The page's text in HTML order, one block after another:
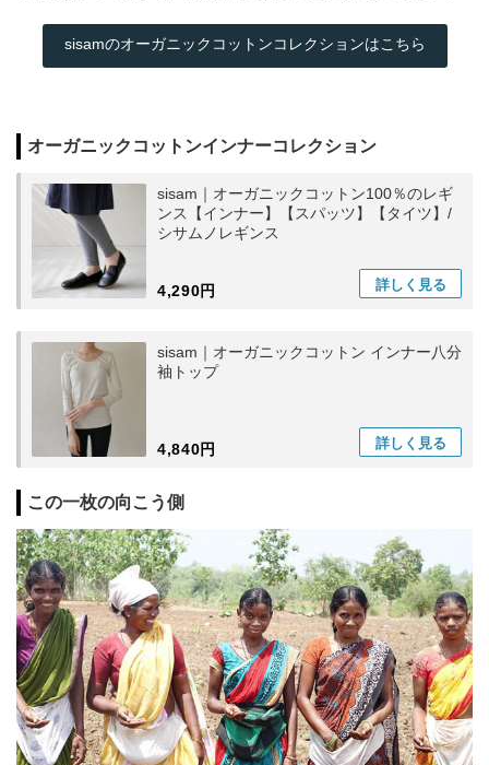
sisamのオーガニックコットンコレクションはこちら
オーガニックコットンインナーコレクション
sisam｜オーガニックコットン100％のレギ
ンス【インナー】【スパッツ】【タイツ】/
シサムノレギンス
4,290円 詳しく 見る
sisam｜オーガニックコットン インナー八分
袖トップ
4,840円 詳しく 見る
この一枚の向こう側